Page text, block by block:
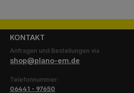
KONTAKT
Anfragen und Bestellungen via
shop@plano-em.de
Telefonnummer:
06441 - 97650